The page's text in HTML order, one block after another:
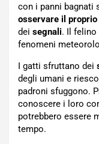
con i panni bagnati
osservare il
dei segnali. Il felino
fenomeni
I gatti sfruttano dei
degli umani e
padroni sfuggono.
conoscere i loro
potrebbero essere
tempo.